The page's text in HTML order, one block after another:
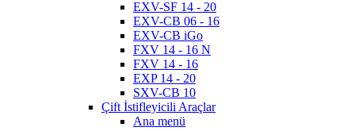
EXV-SF 14 - 20
EXV-CB 06 - 16
EXV-CB iGo
FXV 14 - 16 N
FXV 14 - 16
EXP 14 - 20
SXV-CB 10
Çift İstifleyicili Araçlar
Ana menü